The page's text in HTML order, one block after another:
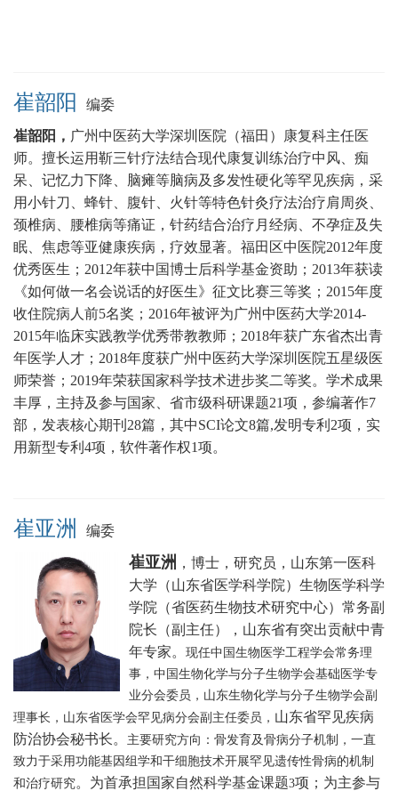
崔韶阳 编委
崔韶阳， 广州中医药大学深圳医院（福田）康复科主任医
师。 擅长运用靳三针疗法结合现代康复训练治疗中风、痴
呆、记忆力下降、脑瘫等脑病及多发性硬化等罕见疾病，采
用小针刀、蜂针、腹针、火针等特色针灸疗法治疗肩周炎、
颈椎病、腰椎病等痛证，针药结合治疗月经病、不孕症及失
眠、焦虑等亚健康疾病，疗效显著。 福田区中医院2012年度
优秀医生；2012年获中国博士后科学基金资助；2013年获读
《如何做一名会说话的好医生》征文比赛三等奖；2015年度
收住院病人前5名奖；2016年被评为广州中医药大学2014-
2015年临床实践教学优秀带教教师；2018年获广东省杰出青
年医学人才；2018年度获广州中医药大学深圳医院五星级医
师荣誉；2019年荣获国家科学技术进步奖二等奖。学术成果
丰厚，主持及参与国家、省市级科研课题21项，参编著作7
部，发表核心期刊28篇，其中SCI论文8篇,发明专利2项，实
用新型专利4项，软件著作权1项。
崔亚洲 编委
崔亚洲 ，博士，研究员，山东第一医科
大学（山东省医学科学院）生物医学科学
学院（省医药生物技术研究中心）常务副
院长（副主任），山东省有突出贡献中青
年专家。 现任中国生物医学工程学会常务理
事，中国生物化学与分子生物学会基础医学专
业分会委员，山东生物化学与分子生物学会副
理事长，山东省医学会罕见病分会副主任委员， 山东省罕见疾病
防治协会秘书长。
主要研究方向：骨发育及骨病分子机制，一直
致力于采用功能基因组学和干细胞技术开展罕见遗传性骨病的机制
和治疗研究。为首承担国家自然科学基金课题3项；为主参与